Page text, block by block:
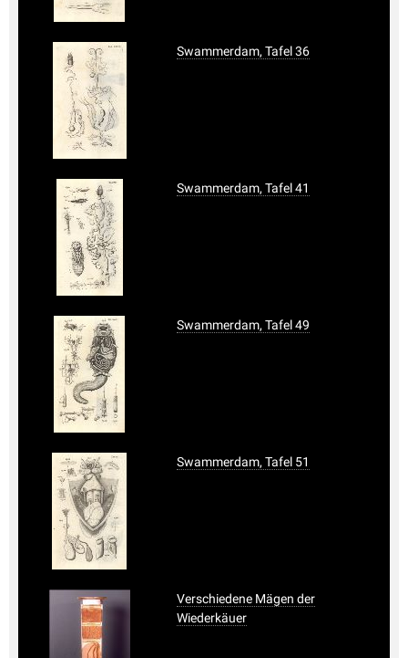
Swammerdam, Tafel 36
Swammerdam, Tafel 41
Swammerdam, Tafel 49
Swammerdam, Tafel 51
Verschiedene Mägen der
Wiederkäuer